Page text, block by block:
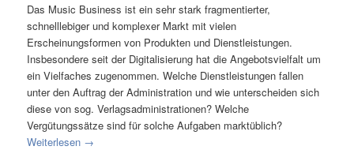
Das Music Business ist ein sehr stark fragmentierter,
schnelllebiger und komplexer Markt mit vielen
Erscheinungsformen von Produkten und Dienstleistungen.
Insbesondere seit der Digitalisierung hat die Angebotsvielfalt um
ein Vielfaches zugenommen. Welche Dienstleistungen fallen
unter den Auftrag der Administration und wie unterscheiden sich
diese von sog. Verlagsadministrationen? Welche
Vergütungssätze sind für solche Aufgaben marktüblich?
Weiterlesen →